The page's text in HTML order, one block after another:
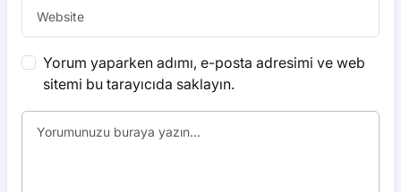
Yorum yaparken adımı, e-posta adresimi ve web
sitemi bu tarayıcıda saklayın.